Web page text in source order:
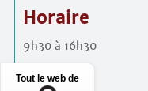
Horaire
9h30 à 16h30
Prix
Tout le web de